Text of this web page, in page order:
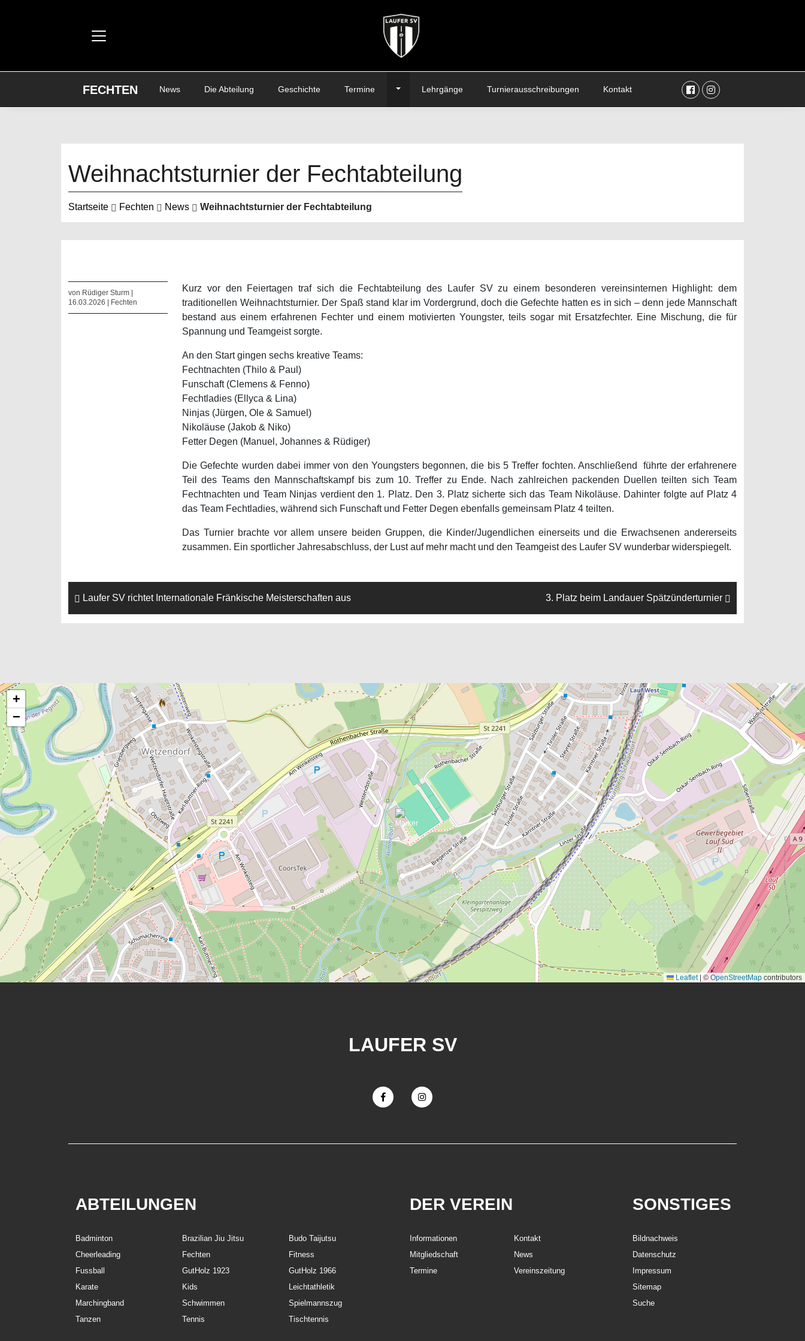
FECHTEN FacebookInstagram
News Die Abteilung Geschichte Termine Toggle Dropdown
Lehrgänge Turnierausschreibungen Kontakt
Weihnachtsturnier der Fechtabteilung
Startseite Fechten News Weihnachtsturnier der Fechtabteilung
von Rüdiger Sturm |
16.03.2026 |
Fechten
Kurz vor den Feiertagen traf sich die Fechtabteilung des Laufer SV zu einem besonderen vereinsinternen Highlight: dem
traditionellen Weihnachtsturnier. Der Spaß stand klar im Vordergrund, doch die Gefechte hatten es in sich – denn jede Mannschaft
bestand aus einem erfahrenen Fechter und einem motivierten Youngster, teils sogar mit Ersatzfechter. Eine Mischung, die für
Spannung und Teamgeist sorgte.
An den Start gingen sechs kreative Teams:
Fechtnachten (Thilo & Paul)
Funschaft (Clemens & Fenno)
Fechtladies (Ellyca & Lina)
Ninjas (Jürgen, Ole & Samuel)
Nikoläuse (Jakob & Niko)
Fetter Degen (Manuel, Johannes & Rüdiger)
Die Gefechte wurden dabei immer von den Youngsters begonnen, die bis 5 Treffer fochten. Anschließend führte der erfahrenere
Teil des Teams den Mannschaftskampf bis zum 10. Treffer zu Ende. Nach zahlreichen packenden Duellen teilten sich Team
Fechtnachten und Team Ninjas verdient den 1. Platz. Den 3. Platz sicherte sich das Team Nikoläuse. Dahinter folgte auf Platz 4
das Team Fechtladies, während sich Funschaft und Fetter Degen ebenfalls gemeinsam Platz 4 teilten.
Das Turnier brachte vor allem unsere beiden Gruppen, die Kinder/Jugendlichen einerseits und die Erwachsenen andererseits
zusammen. Ein sportlicher Jahresabschluss, der Lust auf mehr macht und den Teamgeist des Laufer SV wunderbar widerspiegelt.
Laufer SV richtet Internationale Fränkische Meisterschaften aus 3. Platz beim Landauer Spätzünderturnier
+
−
Leaflet © OpenStreetMap contributors
LAUFER SV
ABTEILUNGEN
Badminton Brazilian Jiu Jitsu
Budo Taijutsu
Cheerleading
Fechten
Fitness
Fussball
GutHolz 1923
GutHolz 1966
Karate
Kids
Leichtathletik
Marchingband
Schwimmen
Spielmannszug
Tanzen
Tennis Tischtennis
DER VEREIN
Informationen
Kontakt
Mitgliedschaft
News
Termine
Vereinszeitung
SONSTIGES
Bildnachweis
Datenschutz
Impressum
Sitemap
Suche